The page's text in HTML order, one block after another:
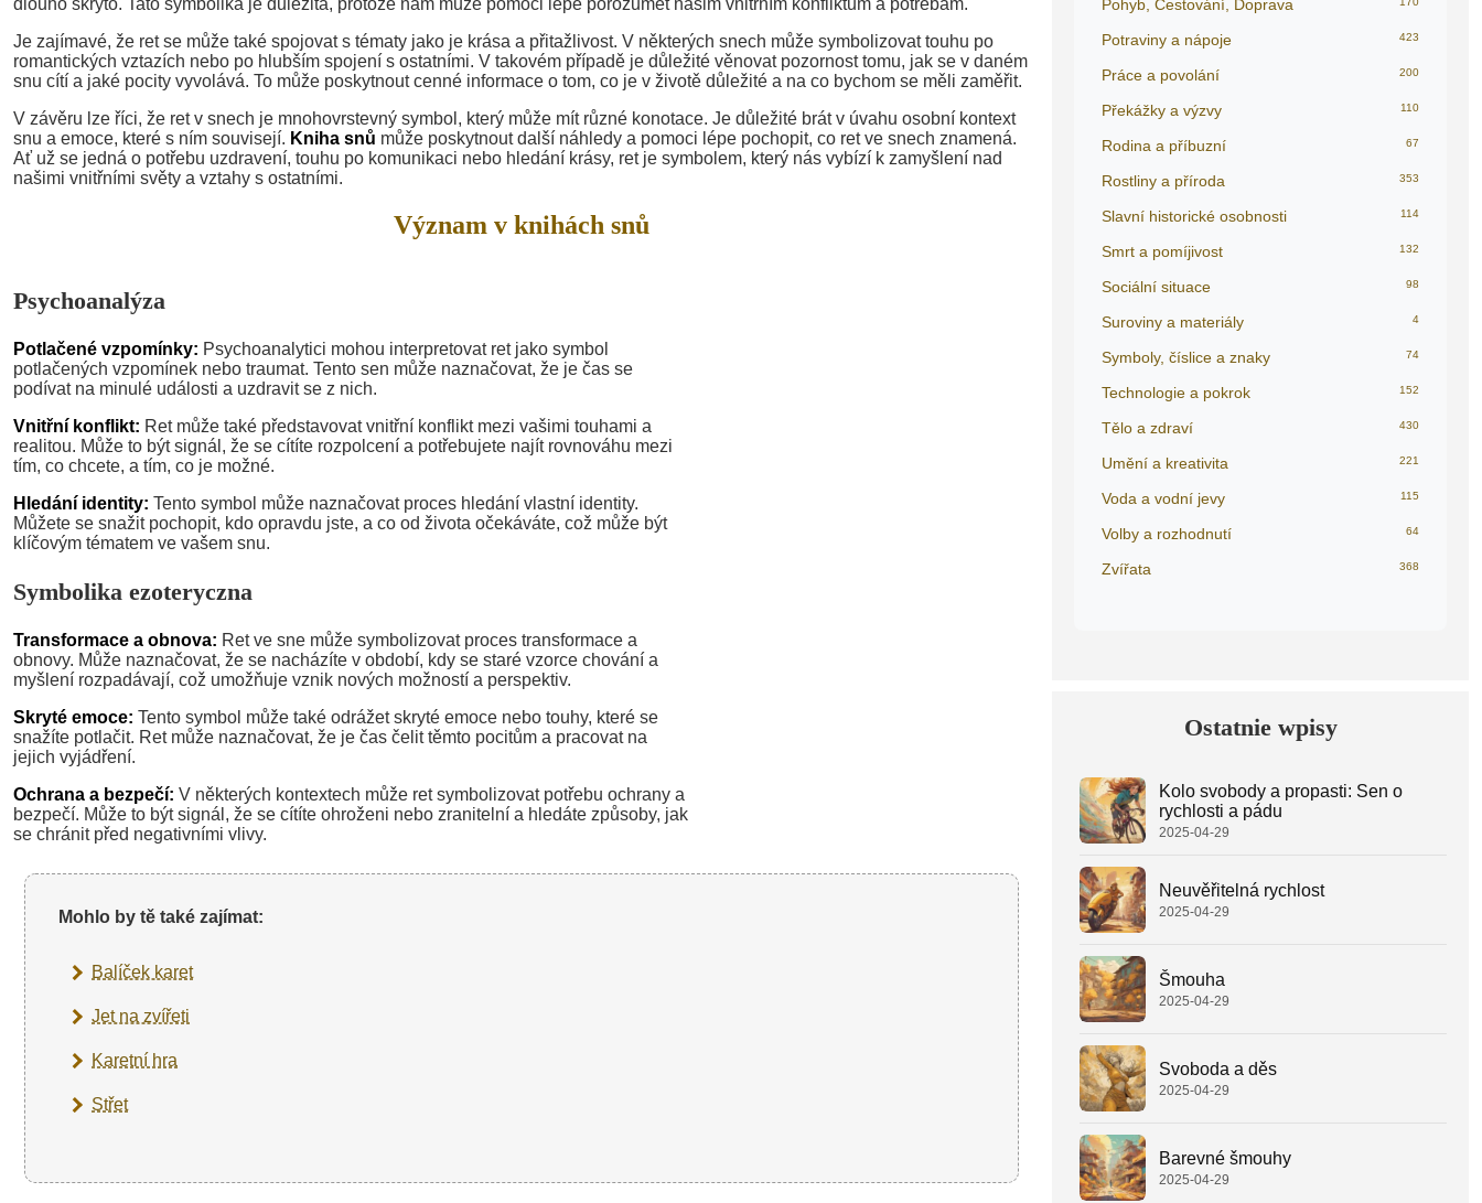
Je zajímavé, že ret se může také spojovat s tématy jako je krása a přitažlivost. V některých snech může symbolizovat touhu po
romantických vztazích nebo po hlubším spojení s ostatními. V takovém případě je důležité věnovat pozornost tomu, jak se v daném
snu cítí a jaké pocity vyvolává. To může poskytnout cenné informace o tom, co je v životě důležité a na co bychom se měli zaměřit.
V závěru lze říci, že ret v snech je mnohovrstevný symbol, který může mít různé konotace. Je důležité brát v úvahu osobní kontext
snu a emoce, které s ním souvisejí. Kniha snů může poskytnout další náhledy a pomoci lépe pochopit, co ret ve snech znamená.
Ať už se jedná o potřebu uzdravení, touhu po komunikaci nebo hledání krásy, ret je symbolem, který nás vybízí k zamyšlení nad
našimi vnitřními světy a vztahy s ostatními.
Význam v knihách snů
Psychoanalýza
Potlačené vzpomínky: Psychoanalytici mohou interpretovat ret jako symbol
potlačených vzpomínek nebo traumat. Tento sen může naznačovat, že je čas se
podívat na minulé události a uzdravit se z nich.
Vnitřní konflikt: Ret může také představovat vnitřní konflikt mezi vašimi touhami a
realitou. Může to být signál, že se cítíte rozpolcení a potřebujete najít rovnováhu mezi
tím, co chcete, a tím, co je možné.
Hledání identity: Tento symbol může naznačovat proces hledání vlastní identity.
Můžete se snažit pochopit, kdo opravdu jste, a co od života očekáváte, což může být
klíčovým tématem ve vašem snu.
Symbolika ezoteryczna
Transformace a obnova: Ret ve sne může symbolizovat proces transformace a
obnovy. Může naznačovat, že se nacházíte v období, kdy se staré vzorce chování a
myšlení rozpadávají, což umožňuje vznik nových možností a perspektiv.
Skryté emoce: Tento symbol může také odrážet skryté emoce nebo touhy, které se
snažíte potlačit. Ret může naznačovat, že je čas čelit těmto pocitům a pracovat na
jejich vyjádření.
Ochrana a bezpečí: V některých kontextech může ret symbolizovat potřebu ochrany a
bezpečí. Může to být signál, že se cítíte ohroženi nebo zranitelní a hledáte způsoby, jak
se chránit před negativními vlivy.
Mohlo by tě také zajímat:
Balíček karet
Jet na zvířeti
Karetní hra
Střet
Pohyb, Cestování, Doprava
Potraviny a nápoje 423
Práce a povolání 200
Překážky a výzvy 110
Rodina a příbuzní 67
Rostliny a příroda 353
Slavní historické osobnosti 114
Smrt a pomíjivost 132
Sociální situace 98
Suroviny a materiály 4
Symboly, číslice a znaky 74
Technologie a pokrok 152
Tělo a zdraví 430
Umění a kreativita 221
Voda a vodní jevy 115
Volby a rozhodnutí 64
Zvířata 368
Ostatnie wpisy
Kolo svobody a propasti: Sen o
rychlosti a pádu
2025-04-29
Neuvěřitelná rychlost
2025-04-29
Šmouha
2025-04-29
Svoboda a děs
2025-04-29
Barevné šmouhy
2025-04-29